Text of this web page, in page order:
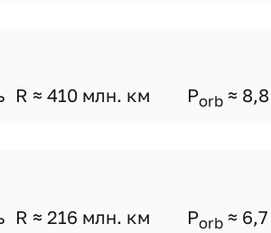
R ≈ 410 млн. км Porb ≈ 8,8
R ≈ 216 млн. км Porb ≈ 6,7